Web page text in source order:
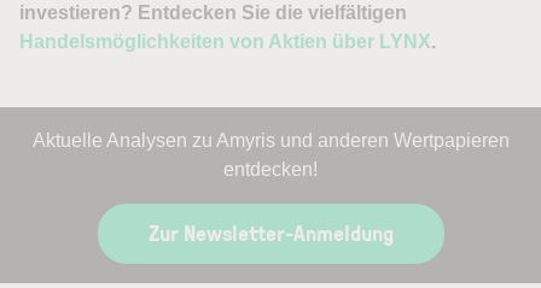
investieren? Entdecken Sie die vielfältigen
Handelsmöglichkeiten von Aktien über LYNX.
Aktuelle Analysen zu Amyris und anderen Wertpapieren
entdecken!
Zur Newsletter-Anmeldung